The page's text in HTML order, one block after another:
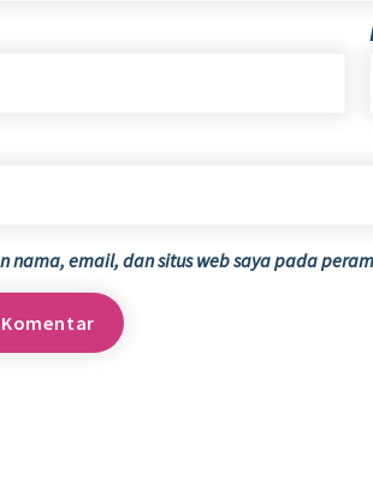
nama, email, dan situs web saya pada